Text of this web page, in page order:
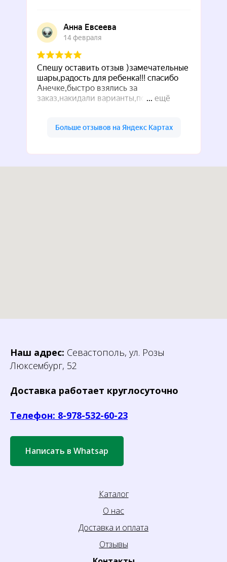
Наш адрес: Севастополь, ул. Розы
Люксембург, 52
Доставка работает круглосуточно
Телефон: 8-978-532-60-23
Написать в Whatsap
Каталог
О нас
Доставка и оплата
Отзывы